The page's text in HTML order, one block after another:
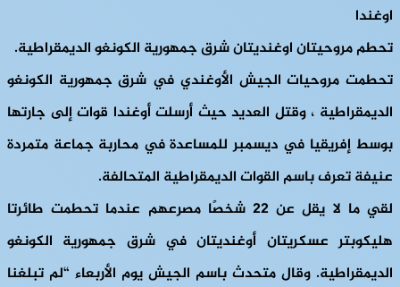
اوغندا
تحطم مروحيتان اوغنديتان شرق جمهورية الكونغو الديمقراطية.
تحطمت مروحيات الجيش الأوغندي في شرق جمهورية الكونغو
الديمقراطية ، وقتل العديد حيث أرسلت أوغندا قوات إلى جارتها
بوسط إفريقيا في ديسمبر للمساعدة في محاربة جماعة متمردة
عنيفة تعرف باسم القوات الديمقراطية المتحالفة.
لقي ما لا يقل عن 22 شخصًا مصرعهم عندما تحطمت طائرتا
هليكوبتر عسكريتان أوغنديتان في شرق جمهورية الكونغو
الديمقراطية. وقال متحدث باسم الجيش يوم الأربعاء “لم تبلغنا